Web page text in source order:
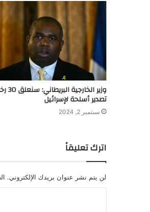
وزير
تصدير أسلحة لإسرائيل
سبتمبر 2, 2024
اترك تعليقاً
لن يتم نشر عنوان بريدك الإلكتروني.